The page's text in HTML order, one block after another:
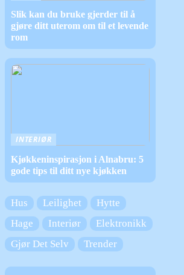
Slik kan du bruke gjerder til å
gjøre ditt uterom om til et levende
rom
INTERIØR
Kjøkkeninspirasjon i Alnabru: 5
gode tips til ditt nye kjøkken
Hus Leilighet
Hytte
Hage
Interiør
Elektronikk
Gjør Det Selv
Trender